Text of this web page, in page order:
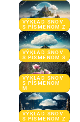
VÝKLAD SNOV
S PÍSMENOM Z
VÝKLAD SNOV
S PÍSMENOM S
VÝKLAD SNOV
S PÍSMENOM
M
VÝKLAD SNOV
S PÍSMENOM Z